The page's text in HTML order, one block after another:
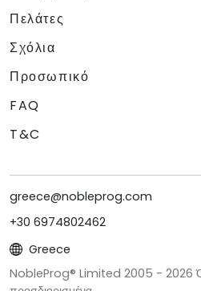
Πελάτες
Σχόλια
Προσωπικό
FAQ
T&C
greece@nobleprog.com
+30 6974802462
Greece
NobleProg® Limited 2005 - 2026